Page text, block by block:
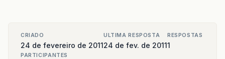
CRIADO
24 de fevereiro de 2011
ULTIMA RESPOSTA
24 de fev. de 2011
RESPOSTAS
1
PARTICIPANTES